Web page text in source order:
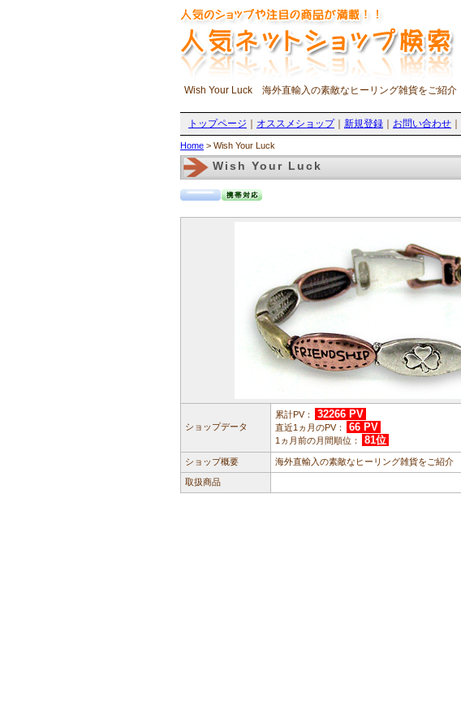
Wish Your Luck 海外直輸入の素敵なヒーリング雑貨をご紹介
トップページ オススメショップ｜ 新規登録 お問い合わせ
Home > Wish Your Luck
Wish Your Luck
ショップデータ
累計PV： 32266 PV
直近1ヵ月のPV： 66 PV
1ヵ月前の月間順位： 81位
ショップ概要 海外直輸入の素敵なヒーリング雑貨をご紹介
取扱商品